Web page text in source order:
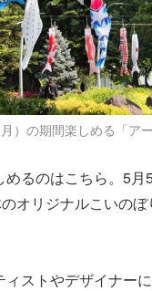
）の期間楽しめる「ア
るのはこちら。5月
オリジナルこいの
ィストやデザイナー